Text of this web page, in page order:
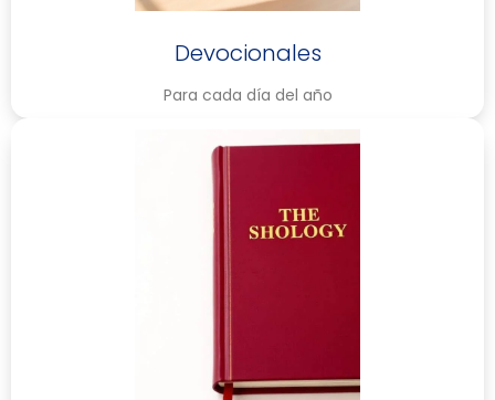
Devocionales
Para cada día del año